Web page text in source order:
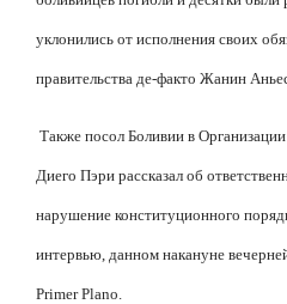
уклонились от исполнения своих
правительства де-факто Жанин
Также посол Боливии в
Диего Пэри рассказал об
нарушение конституционного
интервью, данном накануне
Primer Plano.